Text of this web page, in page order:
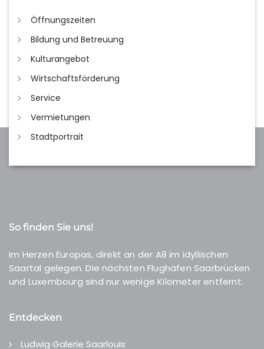
Öffnungszeiten
Bildung und Betreuung
Kulturangebot
Wirtschaftsförderung
Service
Vermietungen
Stadtportrait
So finden Sie uns!
Im Herzen Europas, direkt an der A8 im idyllischen
Saartal gelegen. Die nächsten Flughäfen Saarbrücken
und Luxembourg sind nur wenige Kilometer entfernt.
Entdecken
Ludwig Galerie Saarlouis